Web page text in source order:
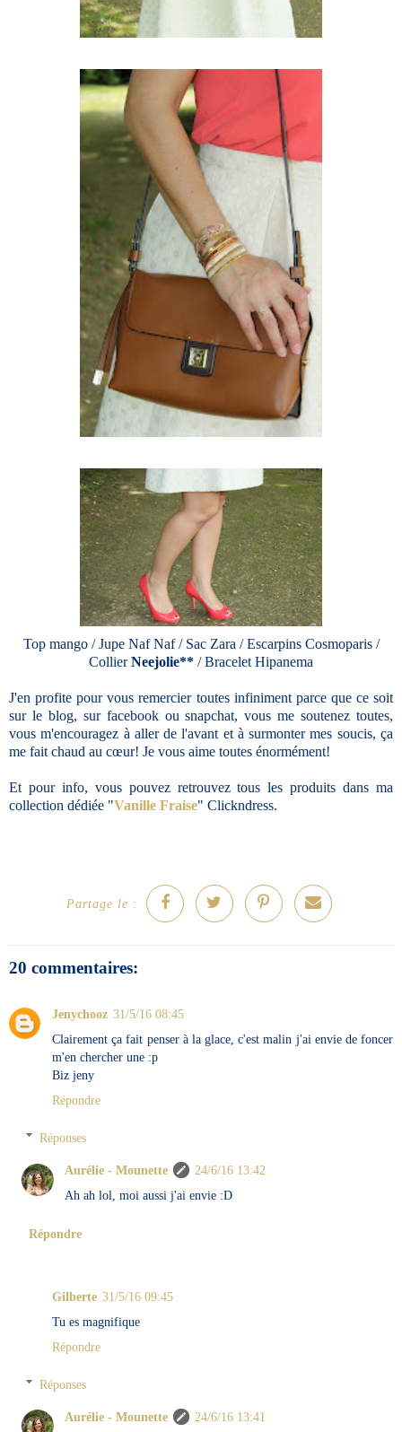
Top mango / Jupe Naf Naf / Sac Zara / Escarpins Cosmoparis /
CollierNeejolie** / Bracelet Hipanema
J'en profite pour vous remercier toutes infiniment parce que ce soit
sur le blog, sur facebook ou snapchat, vous me soutenez toutes,
vous m'encouragez à aller de l'avant et à surmonter mes soucis, ça
me fait chaud au cœur! Je vous aime toutes énormément!
Et pour info, vous pouvez retrouvez tous les produits dans ma
collection dédiée "Vanille Fraise" Clickndress.
Partage le :
20 commentaires:
Jenychooz 31/5/16 08:45
Clairement ça fait penser à la glace, c'est malin j'ai envie de foncer
m'en chercher une :p
Biz jeny
Répondre
Réponses
Aurélie - Mounette
24/6/16 13:42
Ah ah lol, moi aussi j'ai envie :D
Répondre
Gilberte 31/5/16 09:45
Tu es magnifique
Répondre
Réponses
Aurélie - Mounette 24/6/16 13:41